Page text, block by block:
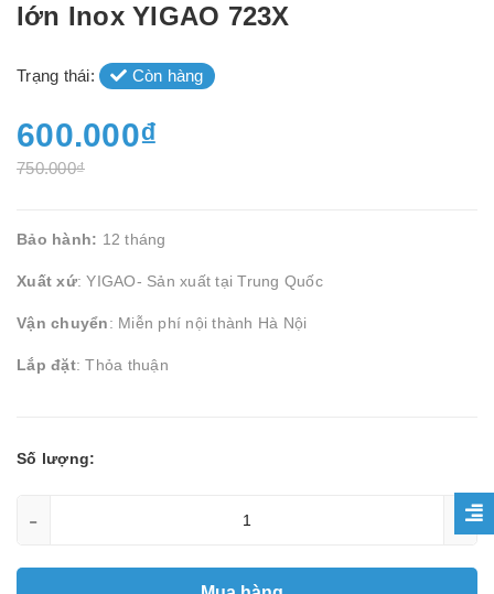
lớn Inox YIGAO 723X
Trạng thái: Còn hàng
600.000₫
750.000₫
Bảo hành: 12 tháng
Xuất xứ: YIGAO- Sản xuất tại Trung Quốc
Vận chuyển: Miễn phí nội thành Hà Nội
Lắp đặt: Thỏa thuận
Số lượng:
- +